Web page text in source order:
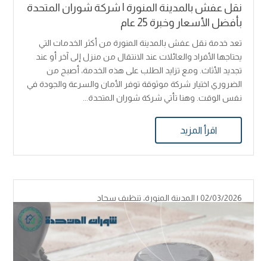
نقل عفش بالمدينة المنورة | شركة شوران المتحدة
بأفضل الأسعار وخبرة 25 عام
تعد خدمة نقل عفش بالمدينة المنورة من أكثر الخدمات التي
يحتاجها الأفراد والعائلات عند الانتقال من منزل إلى آخر أو عند
تجديد الأثاث. ومع تزايد الطلب على هذه الخدمة، أصبح من
الضروري اختيار شركة موثوقة توفر الأمان والسرعة والجودة في
نفس الوقت. وهنا تأتي شركة شوران المتحدة...
اقرأ المزيد
02/03/2026 | المدينة المنورة، تنظيف سجاد